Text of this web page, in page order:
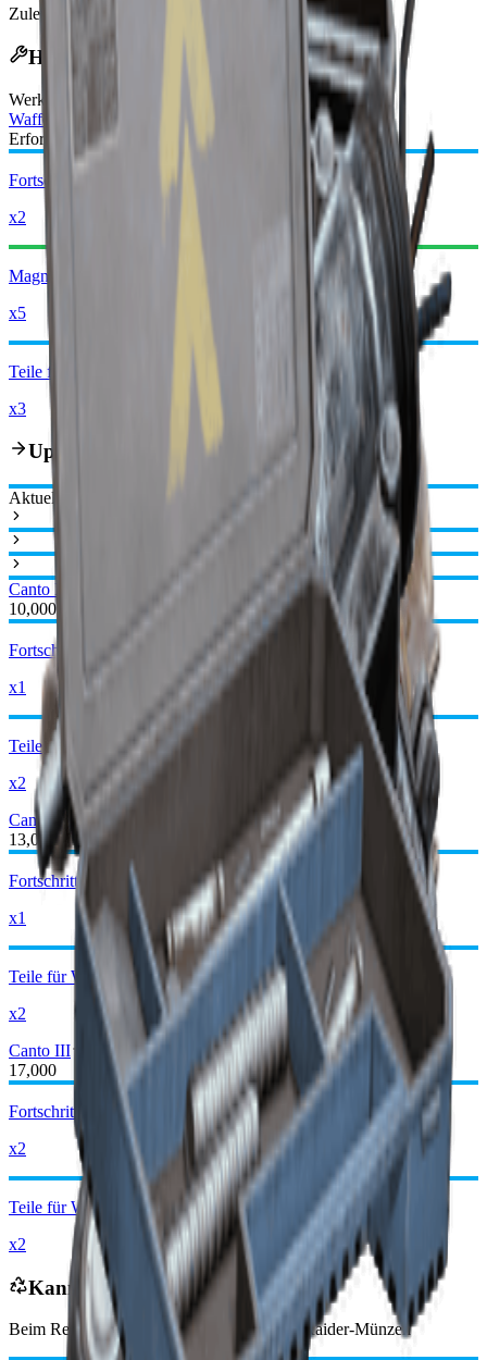
Zuletzt aktualisiert
Herstellungsrezept
Werkbank
Waffenstation
Erforderliche Materialien:
Fortschrittliche mechanische Komponenten
x2
Magnet
x5
Teile für Waffe mit mittlerer Munition
x3
Upgrade-Pfad
Aktuell
Canto I
10,000
Fortschrittliche mechanische Komponenten
x1
Teile für Waffe mit mittlerer Munition
x2
Canto II
Canto III
13,000
Fortschrittliche mechanische Komponenten
x1
Teile für Waffe mit mittlerer Munition
x2
Canto III
Canto IV
17,000
Fortschrittliche mechanische Komponenten
x2
Teile für Waffe mit mittlerer Munition
x2
Kann recycelt werden zu
Beim Recycling erhältst du weniger Raider-Münzen